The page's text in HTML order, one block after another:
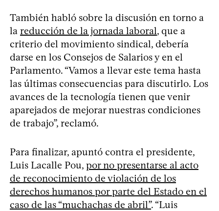
También habló sobre la discusión en torno a
la reducción de la jornada laboral, que a
criterio del movimiento sindical, debería
darse en los Consejos de Salarios y en el
Parlamento. “Vamos a llevar este tema hasta
las últimas consecuencias para discutirlo. Los
avances de la tecnología tienen que venir
aparejados de mejorar nuestras condiciones
de trabajo”, reclamó.
Para finalizar, apuntó contra el presidente,
Luis Lacalle Pou, por no presentarse al acto
de reconocimiento de violación de los
derechos humanos por parte del Estado en el
caso de las “muchachas de abril”. “Luis